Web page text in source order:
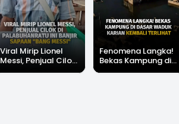
Viral Mirip Lionel
Messi, Penjual Cilok
di Palabuhanratu Ini
Fenomena Langka!
Bekas Kampung di
Dasar Waduk Karian